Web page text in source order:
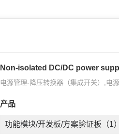
Non-isolated DC/DC power
电源管理-降压转换器（集成开关）,电
产品
功能模块/开发板/方案验证板（1）